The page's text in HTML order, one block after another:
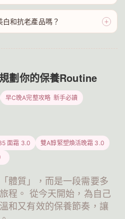
和抗老產品嗎？ ＋
劃你的保養Routine
早C晚A完整攻略 新手必讀
面霜 3.0
雙A醇緊塑煥活晚霜 3.0
體質」，而是一段需要多
程。 從今天開始，為自己
和又有效的保養節奏，讓